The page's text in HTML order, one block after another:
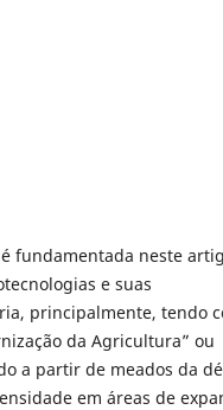
fundamentada neste
e suas
principalmente, tendo
da Agricultura” ou
a partir de meados da
em áreas de